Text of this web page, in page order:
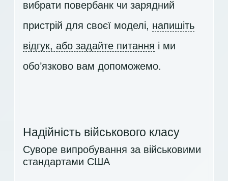
вибрати повербанк чи зарядний
пристрій для своєї моделі, напишіть
відгук, або задайте питання і ми
обо’язково вам допоможемо.
Надійність військового класу
Суворе випробування за військовими
стандартами США